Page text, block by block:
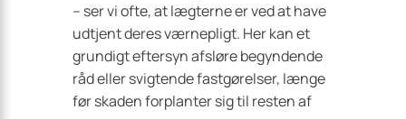
– ser vi ofte, at lægterne er ved at have
udtjent deres værnepligt. Her kan et
grundigt eftersyn afsløre begyndende
råd eller svigtende fastgørelser, længe
før skaden forplanter sig til resten af